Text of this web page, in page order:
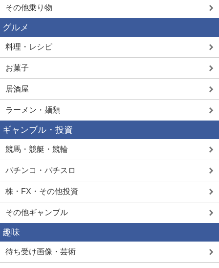
その他乗り物
グルメ
料理・レシピ
お菓子
居酒屋
ラーメン・麺類
ギャンブル・投資
競馬・競艇・競輪
パチンコ・パチスロ
株・FX・その他投資
その他ギャンブル
趣味
待ち受け画像・芸術